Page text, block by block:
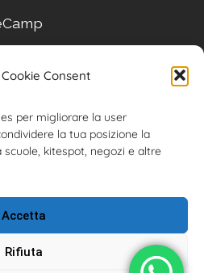
Consent
per migliorare la user
la tua posizione la
kitespot, negozi e altre
Accetta
Rifiuta